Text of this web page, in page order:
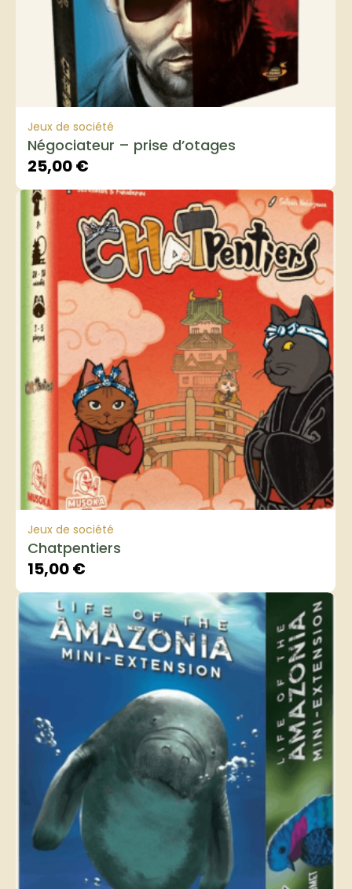
Jeux de société
Négociateur – prise d’otages
25,00€
Jeux de société
Chatpentiers
15,00€